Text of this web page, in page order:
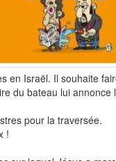
en Israël. Il souhaite
du bateau lui annonce
pour la traversée.
!